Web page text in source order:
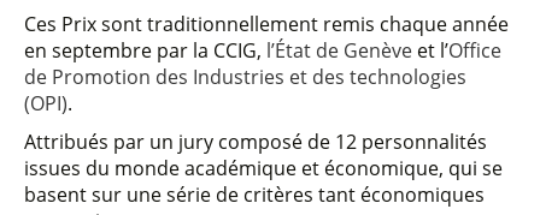
Ces Prix sont traditionnellement remis chaque année
en septembre par la CCIG, l’État de Genève et l’Office
de Promotion des Industries et des technologies
(OPI).
Attribués par un jury composé de 12 personnalités
issues du monde académique et économique, qui se
basent sur une série de critères tant économiques